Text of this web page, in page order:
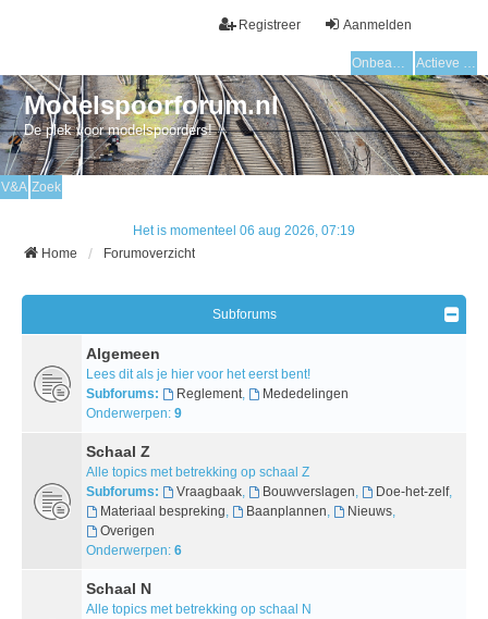
Aanmelden
Registreer
Onbeantwoorde onderwerpen Actieve onderwerpen
Modelspoorforum.nl
De plek voor modelspoorders!
V&A Zoek
Het is momenteel 06 aug 2026, 07:19
Home
Forumoverzicht
Subforums
Algemeen
Lees dit als je hier voor het eerst bent!
Subforums:
Reglement,
Mededelingen
Onderwerpen: 9
Schaal Z
Alle topics met betrekking op schaal Z
Subforums:
Vraagbaak, Bouwverslagen, Doe-het-zelf,
Materiaal bespreking, Baanplannen, Nieuws,
Overigen
Onderwerpen: 6
Schaal N
Alle topics met betrekking op schaal N